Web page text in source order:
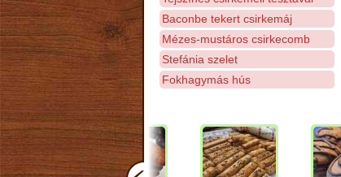
Baconbe tekert csirkemáj
Mézes-mustáros csirkecomb
Stefánia szelet
Fokhagymás hús